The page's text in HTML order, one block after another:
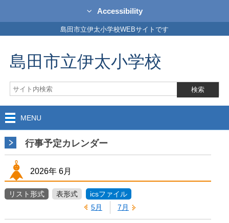
Accessibility
島田市立伊太小学校WEBサイトです
島田市立伊太小学校
MENU
行事予定カレンダー
2026年 6月
リスト形式 表形式
icsファイル
5月
7月